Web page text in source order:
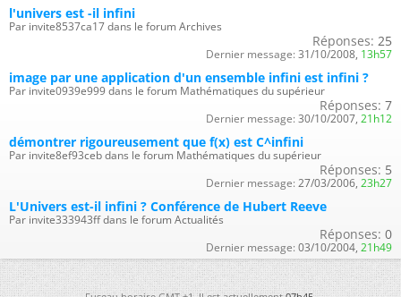
l'univers est -il infini
Par invite8537ca17 dans le forum Archives
Réponses: 25
Dernier message: 31/10/2008, 13h57
image par une application d'un ensemble infini est infini ?
Par invite0939e999 dans le forum Mathématiques du supérieur
Réponses: 7
Dernier message: 30/10/2007, 21h12
démontrer rigoureusement que f(x) est C^infini
Par invite8ef93ceb dans le forum Mathématiques du supérieur
Réponses: 5
Dernier message: 27/03/2006, 23h27
L'Univers est-il infini ? Conférence de Hubert Reeve
Par invite333943ff dans le forum Actualités
Réponses: 0
Dernier message: 03/10/2004, 21h49